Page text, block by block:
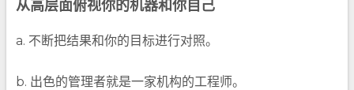
从高层面俯视你的机器和你自己
a. 不断把结果和你的目标进行对照。
b. 出色的管理者就是一家机构的工程师。